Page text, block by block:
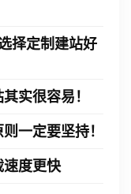
择定制建站好
实很容易！
一定要坚持！
速度更快